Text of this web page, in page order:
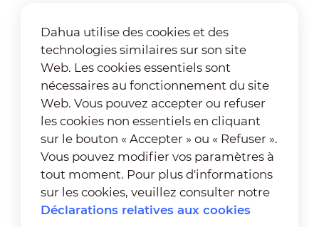
Dahua utilise des cookies et des
technologies similaires sur son site
Web. Les cookies essentiels sont
nécessaires au fonctionnement du site
Web. Vous pouvez accepter ou refuser
les cookies non essentiels en cliquant
sur le bouton « Accepter » ou « Refuser ».
Vous pouvez modifier vos paramètres à
tout moment. Pour plus d'informations
sur les cookies, veuillez consulter notre
Déclarations relatives aux cookies